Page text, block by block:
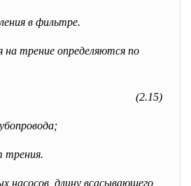
в фильтре.
на трение определяются по
(2.15)
трения.
насосов длину всасывающего